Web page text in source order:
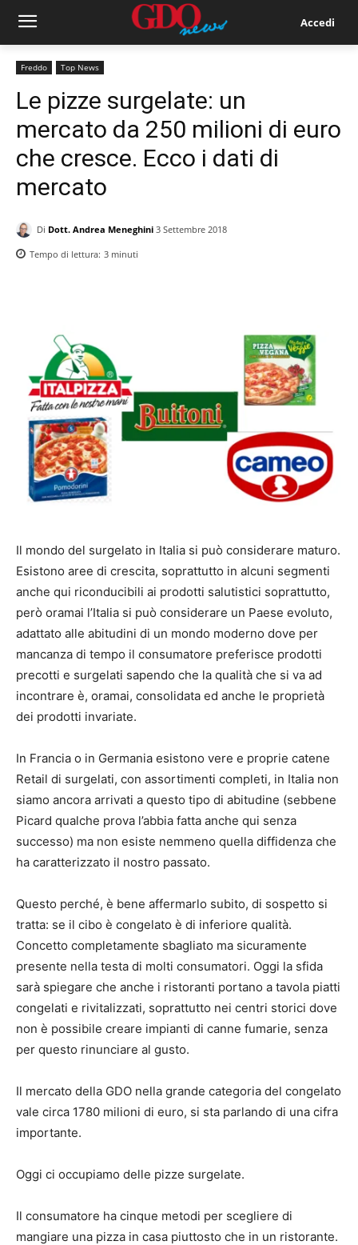
Accedi
Freddo Top News
Le pizze surgelate: un
mercato da 250 milioni di euro
che cresce. Ecco i dati di
mercato
Di Dott. Andrea Meneghini 3 Settembre 2018
Tempo di lettura: 3 minuti
Il mondo del surgelato in Italia si può considerare maturo.
Esistono aree di crescita, soprattutto in alcuni segmenti
anche qui riconducibili ai prodotti salutistici soprattutto,
però oramai l’Italia si può considerare un Paese evoluto,
adattato alle abitudini di un mondo moderno dove per
mancanza di tempo il consumatore preferisce prodotti
precotti e surgelati sapendo che la qualità che si va ad
incontrare è, oramai, consolidata ed anche le proprietà
dei prodotti invariate.
In Francia o in Germania esistono vere e proprie catene
Retail di surgelati, con assortimenti completi, in Italia non
siamo ancora arrivati a questo tipo di abitudine (sebbene
Picard qualche prova l’abbia fatta anche qui senza
successo) ma non esiste nemmeno quella diffidenza che
ha caratterizzato il nostro passato.
Questo perché, è bene affermarlo subito, di sospetto si
tratta: se il cibo è congelato è di inferiore qualità.
Concetto completamente sbagliato ma sicuramente
presente nella testa di molti consumatori. Oggi la sfida
sarà spiegare che anche i ristoranti portano a tavola piatti
congelati e rivitalizzati, soprattutto nei centri storici dove
non è possibile creare impianti di canne fumarie, senza
per questo rinunciare al gusto.
Il mercato della GDO nella grande categoria del congelato
vale circa 1780 milioni di euro, si sta parlando di una cifra
importante.
Oggi ci occupiamo delle pizze surgelate.
Il consumatore ha cinque metodi per scegliere di
mangiare una pizza in casa piuttosto che in un ristorante.